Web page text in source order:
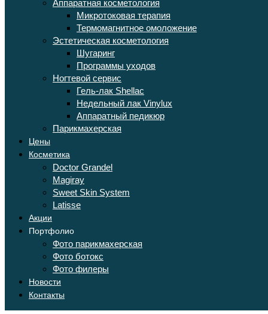
Аппаратная косметология
Микротоковая терапия
Термомагнитное омоложение
Эстетическая косметология
Шугаринг
Программы уходов
Ногтевой сервис
Гель-лак Shellac
Недельный лак Vinylux
Аппаратный педикюр
Парикмахерская
Цены
Косметика
Doctor Grandel
Magiray
Sweet Skin System
Latisse
Акции
Портфолио
Фото парикмахерская
Фото ботокс
Фото филеры
Новости
Контакты